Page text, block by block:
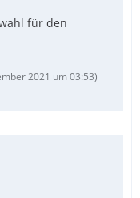
für den
2021 um 03:53)